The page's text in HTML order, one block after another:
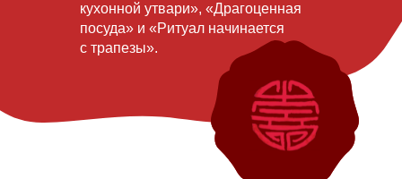
кухонной утвари», «Драгоценная
посуда» и «Ритуал начинается
с трапезы».